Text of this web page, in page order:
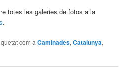
totes les galeries de fotos a la
.
com a Caminades,Catalunya,